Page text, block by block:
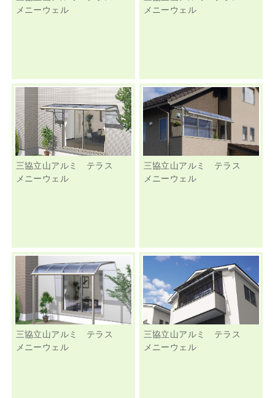
メニーウェル
メニーウェル
三協立山アルミ テラス
メニーウェル
三協立山アルミ テラス
メニーウェル
三協立山アルミ テラス
メニーウェル
三協立山アルミ テラス
メニーウェル